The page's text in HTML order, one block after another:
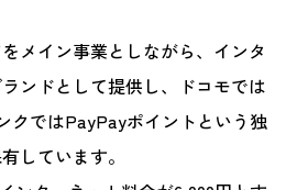
メイン事業としながら、インタ
ンドとして提供し、ドコモでは
クではPayPayポイントという独
しています。